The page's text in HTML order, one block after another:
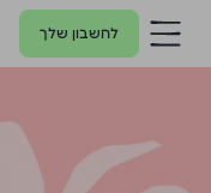
לחשבון שלך